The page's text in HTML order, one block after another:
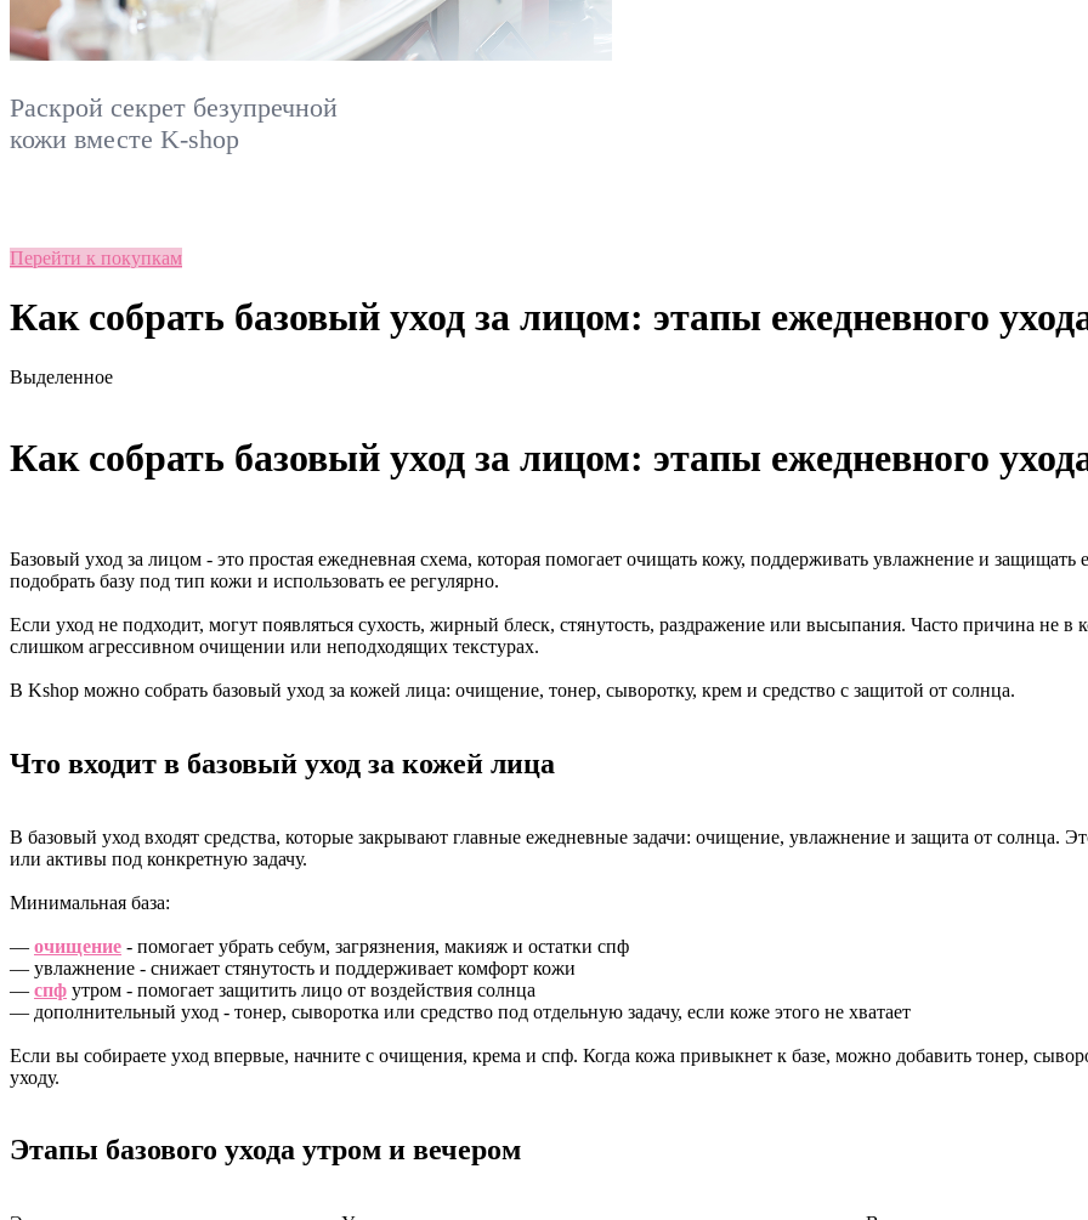
Раскрой секрет безупречной
кожи вместе K-shop
Перейти к покупкам
Как собрать базовый уход за лицом: этапы ежедневного
Выделенное
Как собрать базовый уход за лицом: этапы ежедневного
Базовый уход за лицом - это простая ежедневная схема, которая помогает очищать кожу, поддерживать увлажнение и защищать
подобрать базу под тип кожи и использовать ее регулярно.
Если уход не подходит, могут появляться сухость, жирный блеск, стянутость, раздражение или высыпания. Часто причина не в
слишком агрессивном очищении или неподходящих текстурах.
В Kshop можно собрать базовый уход за кожей лица: очищение, тонер, сыворотку, крем и средство с защитой от солнца.
Что входит в базовый уход за кожей лица
В базовый уход входят средства, которые закрывают главные ежедневные задачи: очищение, увлажнение и защита от солнца.
или активы под конкретную задачу.
Минимальная база:
— очищение - помогает убрать себум, загрязнения, макияж и остатки спф
— увлажнение - снижает стянутость и поддерживает комфорт кожи
— спф утром - помогает защитить лицо от воздействия солнца
— дополнительный уход - тонер, сыворотка или средство под отдельную задачу, если коже этого не хватает
Если вы собираете уход впервые, начните с очищения, крема и спф. Когда кожа привыкнет к базе, можно добавить тонер,
уходу.
Этапы базового ухода утром и вечером